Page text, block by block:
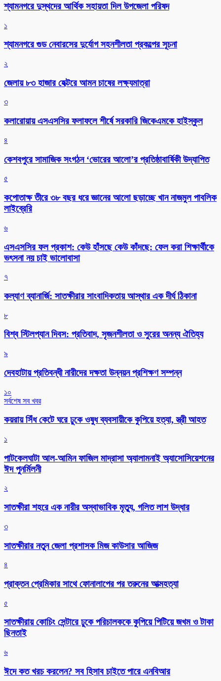
শ্যামনগরে দুস্থদের আর্থিক সহায়তা দিল উপজেলা পরিষদ
১
শ্যামনগরে গুড নেবারসের দুর্যোগ সহনশীলতা প্রকল্পের সূচনা
২
জেলায় ৮৩ হাজার হেক্টরে আমন চাষের লক্ষ্যমাত্রা
৩
কলারোয়ায় এসএসসির ফলাফলে শীর্ষে সরকারি জিকেএমকে হাইস্কুল
৪
কেশবপুরে সামাজিক সংগঠন ‘ভোরের আলো’র প্রতিষ্ঠাবার্ষিকী উদ্যাপিত
৫
কপোতাক্ষ তীরে ৩৮ বছর ধরে জ্ঞানের আলো ছড়াচ্ছে খান নাজমুল পাবলিক
লাইব্রেরি
৬
এসএসসির ফল প্রকাশ: কেউ হাঁসছে কেউ কাঁদছে: ফেল করা শিক্ষার্থীকে
ভৎসনা নয় চাই ভালোবাসা
৭
কল্যাণ ব্যানার্জি: সাতক্ষীরার সাংবাদিকতায় আস্থার এক দীর্ঘ ঠিকানা
৮
বিশ্ব স্টিলপ্যান দিবস: প্রতিবাদ, সৃজনশীলতা ও সুরের অনন্য ঐতিহ্য
৯
দেবহাটায় প্রতিবন্ধী নারীদের দক্ষতা উন্নয়ন প্রশিক্ষণ সম্পন্ন
১০
সর্বশেষ সব খবর
কয়রায় সিঁধ কেটে ঘরে ঢুকে ওষুধ ব্যবসায়ীকে কুপিয়ে হত্যা, স্ত্রী আহত
১
পাটকেলঘাটা আল-আমিন ফাজিল মাদ্রাসা অ্যালামনাই অ্যাসোসিয়েশনের
ঈদ পুনর্মিলনী
২
সাতক্ষীরা শহরে এক নারীর অস্বাভাবিক মৃত্যু, গলিত লাশ উদ্ধার
৩
সাতক্ষীরার নতুন জেলা প্রশাসক মিজ কাউসার আজিজ
৪
প্রাক্তন প্রেমিকার সাথে ফোনালাপের পর তরুনের আত্মহত্যা
৫
সাতক্ষীরায় কোচিং সেন্টারে ঢুকে পরিচালককে কুপিয়ে পিটিয়ে জখম ও টাকা
ছিনতাই
৬
ঈদে কত খরচ করলেন? সব হিসাব চাইতে পারে এনবিআর